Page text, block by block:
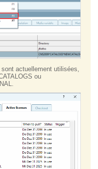
actuellement utilisées,
ou